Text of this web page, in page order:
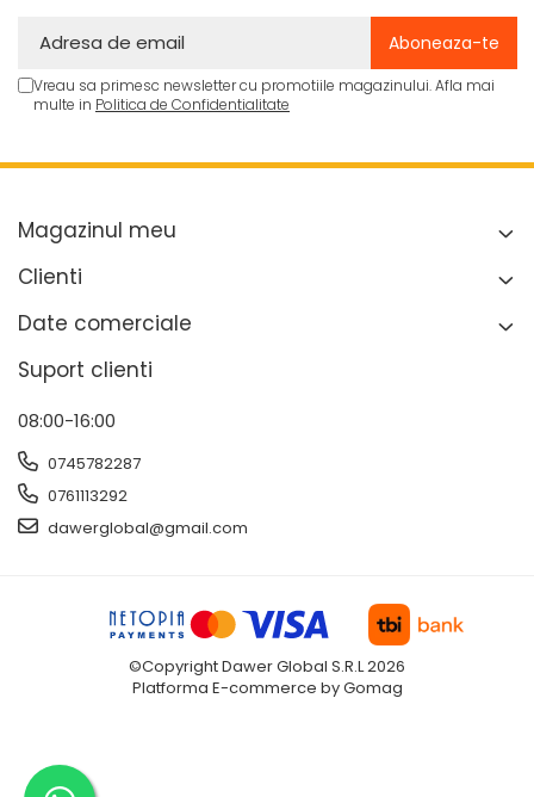
Vreau sa primesc newsletter cu promotiile magazinului. Afla mai
multe in Politica de Confidentialitate
Magazinul meu
Clienti
Date comerciale
Suport clienti
08:00-16:00
0745782287
0761113292
dawerglobal@gmail.com
©Copyright Dawer Global S.R.L 2026
Platforma E-commerce by Gomag